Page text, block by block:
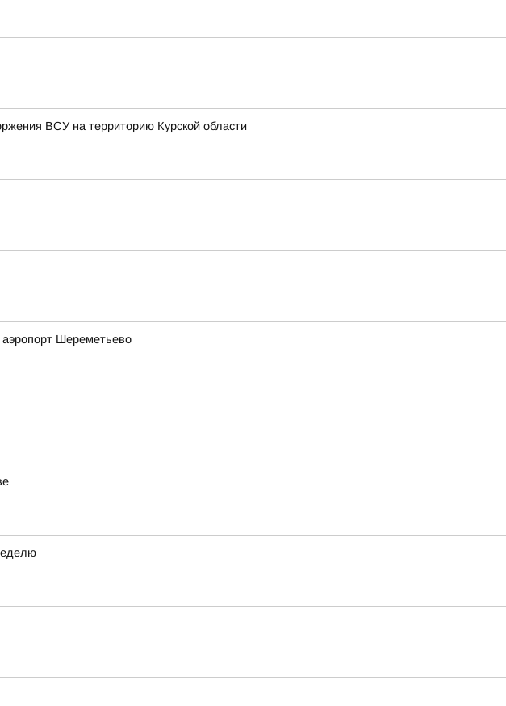
ВСУ на территорию Курской области
Шереметьево